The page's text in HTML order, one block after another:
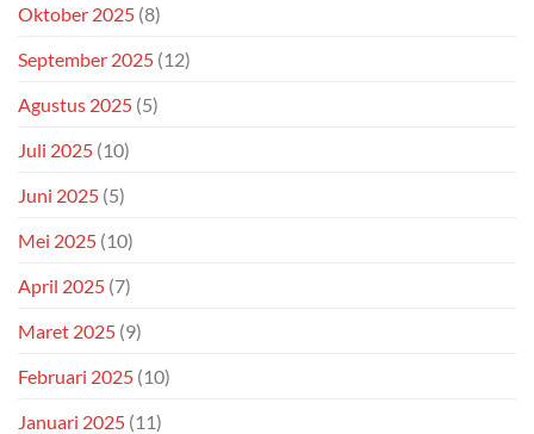
Oktober 2025 (8)
September 2025 (12)
Agustus 2025 (5)
Juli 2025 (10)
Juni 2025 (5)
Mei 2025 (10)
April 2025 (7)
Maret 2025 (9)
Februari 2025 (10)
Januari 2025 (11)